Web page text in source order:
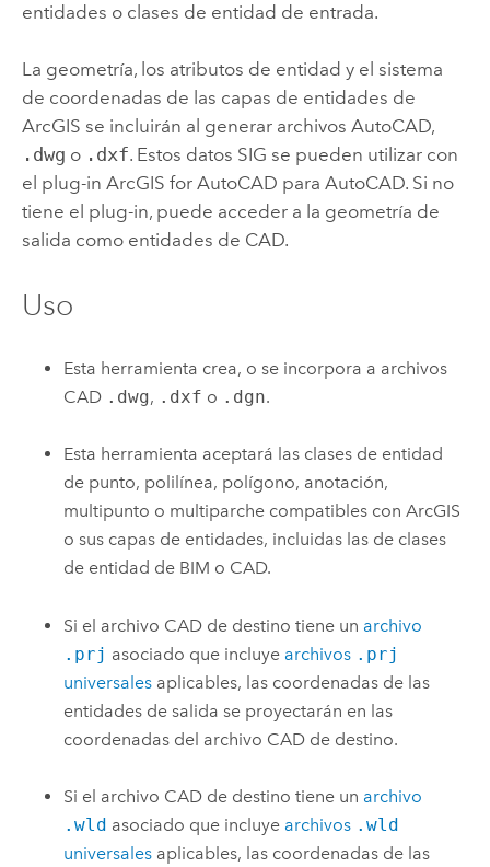
entidades o clases de entidad de entrada.
La geometría, los atributos de entidad y el sistema
de coordenadas de las capas de entidades de
ArcGIS se incluirán al generar archivos AutoCAD,
.dwg o .dxf. Estos datos SIG se pueden utilizar con
el plug-in ArcGIS for AutoCAD para AutoCAD. Si no
tiene el plug-in, puede acceder a la geometría de
salida como entidades de CAD.
Uso
Esta herramienta crea, o se incorpora a archivos
CAD .dwg, .dxf o .dgn.
Esta herramienta aceptará las clases de entidad
de punto, polilínea, polígono, anotación,
multipunto o multiparche compatibles con ArcGIS
o sus capas de entidades, incluidas las de clases
de entidad de BIM o CAD.
Si el archivo CAD de destino tiene un archivo
.prj asociado que incluye archivos .prj
universales aplicables, las coordenadas de las
entidades de salida se proyectarán en las
coordenadas del archivo CAD de destino.
Si el archivo CAD de destino tiene un archivo
.wld asociado que incluye archivos .wld
universales aplicables, las coordenadas de las